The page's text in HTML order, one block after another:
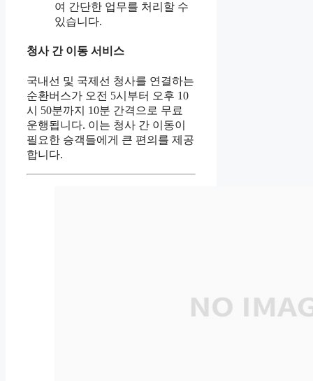
여 간단한 업무를 처리할 수
있습니다.
청사 간 이동 서비스
국내선 및 국제선 청사를 연결하는
순환버스가 오전 5시부터 오후 10
시 50분까지 10분 간격으로 무료
운행됩니다. 이는 청사 간 이동이
필요한 승객들에게 큰 편의를 제공
합니다.